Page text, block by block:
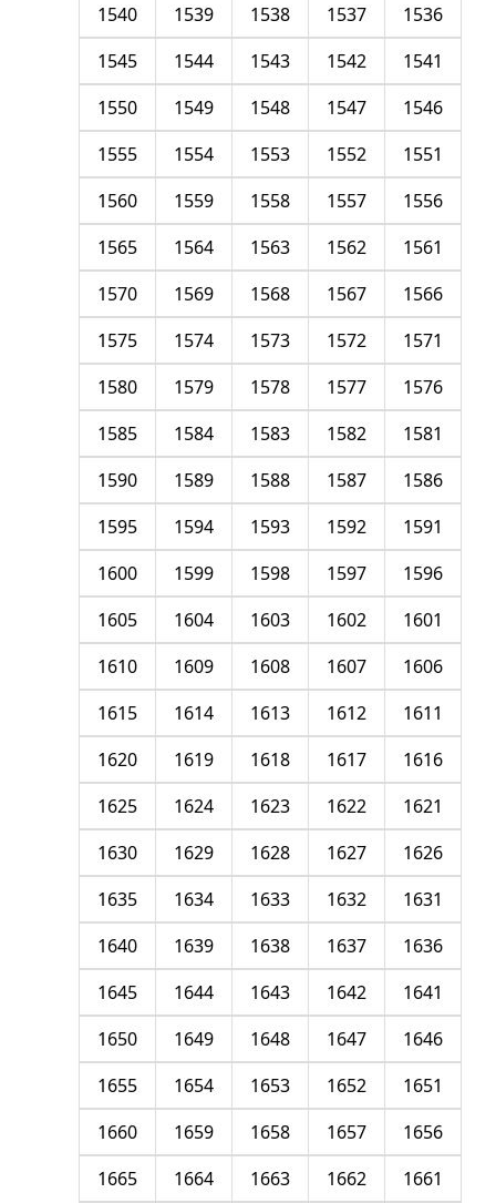
1536
1537
1538
1539
1540
1541
1542
1543
1544
1545
1546
1547
1548
1549
1550
1551
1552
1553
1554
1555
1556
1557
1558
1559
1560
1561
1562
1563
1564
1565
1566
1567
1568
1569
1570
1571
1572
1573
1574
1575
1576
1577
1578
1579
1580
1581
1582
1583
1584
1585
1586
1587
1588
1589
1590
1591
1592
1593
1594
1595
1596
1597
1598
1599
1600
1601
1602
1603
1604
1605
1606
1607
1608
1609
1610
1611
1612
1613
1614
1615
1616
1617
1618
1619
1620
1621
1622
1623
1624
1625
1626
1627
1628
1629
1630
1631
1632
1633
1634
1635
1636
1637
1638
1639
1640
1641
1642
1643
1644
1645
1646
1647
1648
1649
1650
1651
1652
1653
1654
1655
1656
1657
1658
1659
1660
1661
1662
1663
1664
1665